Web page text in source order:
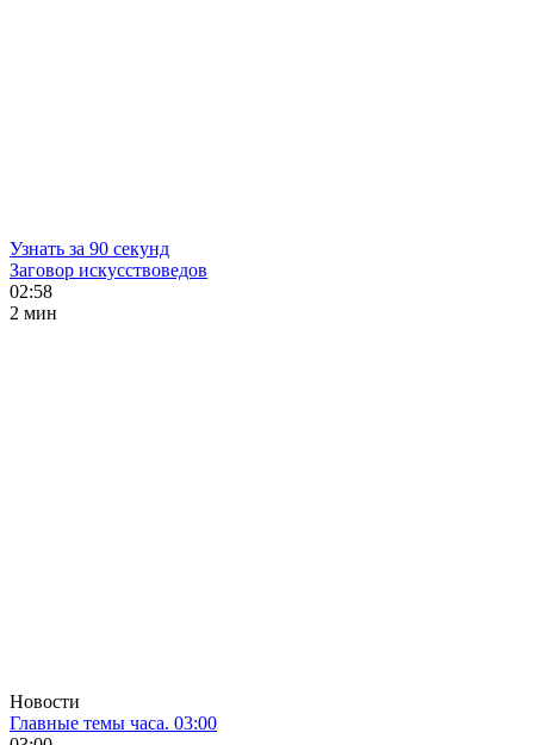
Узнать за 90 секунд
Заговор искусствоведов
02:58
2 мин
Новости
Главные темы часа. 03:00